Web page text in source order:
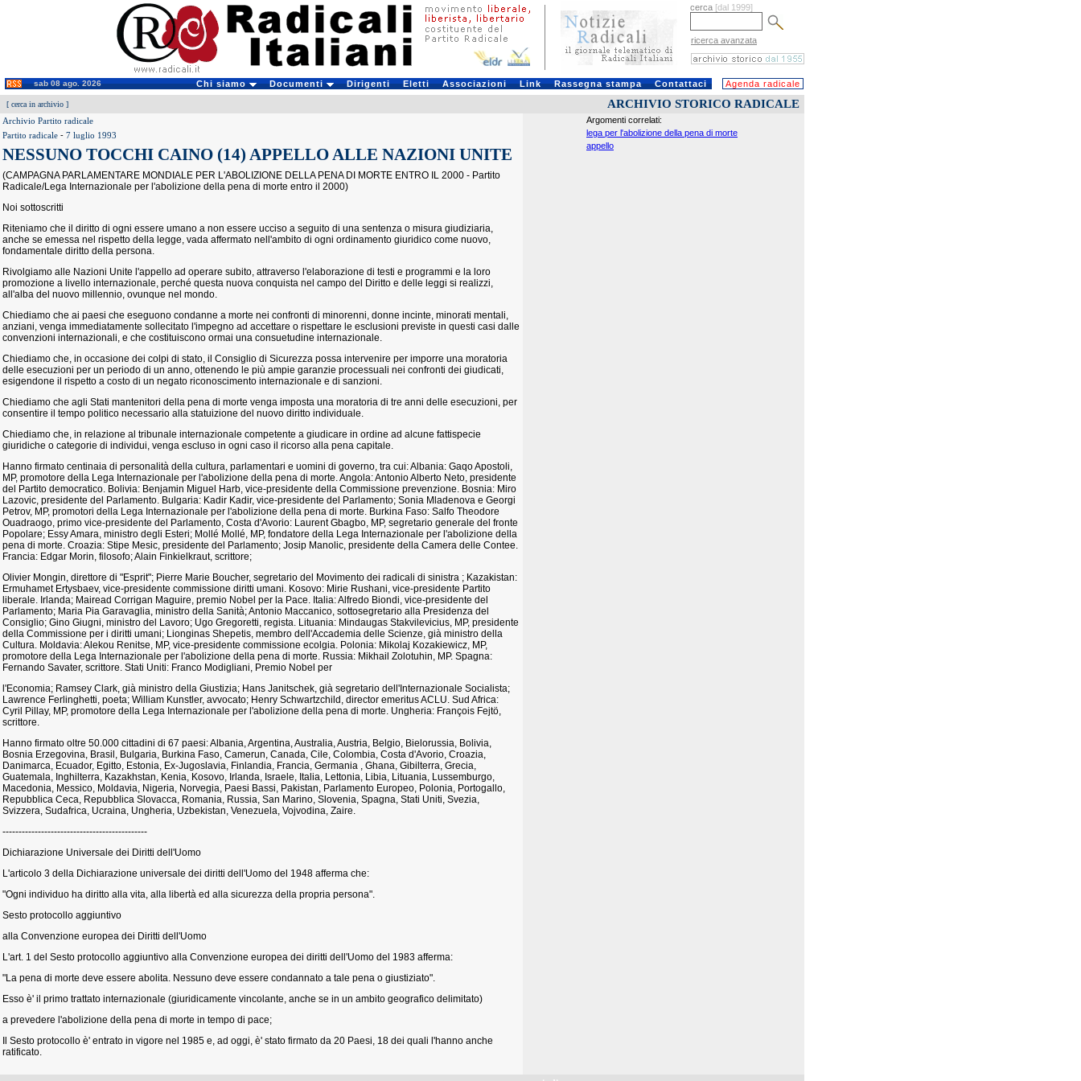
cerca [dal 1999]
ricerca avanzata
sab 08 ago. 2026 Chi siamo Documenti Dirigenti Eletti Associazioni Link Rassegna stampa Contattaci Agenda radicale
[ cerca in archivio ] ARCHIVIO STORICO RADICALE
Archivio Partito radicale
Partito radicale - 7 luglio 1993
NESSUNO TOCCHI CAINO (14) APPELLO ALLE NAZIONI UNITE
(CAMPAGNA PARLAMENTARE MONDIALE PER L'ABOLIZIONE DELLA PENA DI MORTE ENTRO IL 2000 - Partito
Radicale/Lega Internazionale per l'abolizione della pena di morte entro il 2000)
Noi sottoscritti
Riteniamo che il diritto di ogni essere umano a non essere ucciso a seguito di una sentenza o misura giudiziaria,
anche se emessa nel rispetto della legge, vada affermato nell'ambito di ogni ordinamento giuridico come nuovo,
fondamentale diritto della persona.
Rivolgiamo alle Nazioni Unite l'appello ad operare subito, attraverso l'elaborazione di testi e programmi e la loro
promozione a livello internazionale, perché questa nuova conquista nel campo del Diritto e delle leggi si realizzi,
all'alba del nuovo millennio, ovunque nel mondo.
Chiediamo che ai paesi che eseguono condanne a morte nei confronti di minorenni, donne incinte, minorati mentali,
anziani, venga immediatamente sollecitato l'impegno ad accettare o rispettare le esclusioni previste in questi casi dalle
convenzioni internazionali, e che costituiscono ormai una consuetudine internazionale.
Chiediamo che, in occasione dei colpi di stato, il Consiglio di Sicurezza possa intervenire per imporre una moratoria
delle esecuzioni per un periodo di un anno, ottenendo le più ampie garanzie processuali nei confronti dei giudicati,
esigendone il rispetto a costo di un negato riconoscimento internazionale e di sanzioni.
Chiediamo che agli Stati mantenitori della pena di morte venga imposta una moratoria di tre anni delle esecuzioni, per
consentire il tempo politico necessario alla statuizione del nuovo diritto individuale.
Chiediamo che, in relazione al tribunale internazionale competente a giudicare in ordine ad alcune fattispecie
giuridiche o categorie di individui, venga escluso in ogni caso il ricorso alla pena capitale.
Hanno firmato centinaia di personalità della cultura, parlamentari e uomini di governo, tra cui: Albania: Gaqo Apostoli,
MP, promotore della Lega Internazionale per l'abolizione della pena di morte. Angola: Antonio Alberto Neto, presidente
del Partito democratico. Bolivia: Benjamin Miguel Harb, vice-presidente della Commissione prevenzione. Bosnia: Miro
Lazovic, presidente del Parlamento. Bulgaria: Kadir Kadir, vice-presidente del Parlamento; Sonia Mladenova e Georgi
Petrov, MP, promotori della Lega Internazionale per l'abolizione della pena di morte. Burkina Faso: Salfo Theodore
Ouadraogo, primo vice-presidente del Parlamento, Costa d'Avorio: Laurent Gbagbo, MP, segretario generale del fronte
Popolare; Essy Amara, ministro degli Esteri; Mollé Mollé, MP, fondatore della Lega Internazionale per l'abolizione della
pena di morte. Croazia: Stipe Mesic, presidente del Parlamento; Josip Manolic, presidente della Camera delle Contee.
Francia: Edgar Morin, filosofo; Alain Finkielkraut, scrittore;
Olivier Mongin, direttore di "Esprit"; Pierre Marie Boucher, segretario del Movimento dei radicali di sinistra ; Kazakistan:
Ermuhamet Ertysbaev, vice-presidente commissione diritti umani. Kosovo: Mirie Rushani, vice-presidente Partito
liberale. Irlanda; Mairead Corrigan Maguire, premio Nobel per la Pace. Italia: Alfredo Biondi, vice-presidente del
Parlamento; Maria Pia Garavaglia, ministro della Sanità; Antonio Maccanico, sottosegretario alla Presidenza del
Consiglio; Gino Giugni, ministro del Lavoro; Ugo Gregoretti, regista. Lituania: Mindaugas Stakvilevicius, MP, presidente
della Commissione per i diritti umani; Lionginas Shepetis, membro dell'Accademia delle Scienze, già ministro della
Cultura. Moldavia: Alekou Renitse, MP, vice-presidente commissione ecolgia. Polonia: Mikolaj Kozakiewicz, MP,
promotore della Lega Internazionale per l'abolizione della pena di morte. Russia: Mikhail Zolotuhin, MP. Spagna:
Fernando Savater, scrittore. Stati Uniti: Franco Modigliani, Premio Nobel per
l'Economia; Ramsey Clark, già ministro della Giustizia; Hans Janitschek, già segretario dell'Internazionale Socialista;
Lawrence Ferlinghetti, poeta; William Kunstler, avvocato; Henry Schwartzchild, director emeritus ACLU. Sud Africa:
Cyril Pillay, MP, promotore della Lega Internazionale per l'abolizione della pena di morte. Ungheria: François Fejtö,
scrittore.
Hanno firmato oltre 50.000 cittadini di 67 paesi: Albania, Argentina, Australia, Austria, Belgio, Bielorussia, Bolivia,
Bosnia Erzegovina, Brasil, Bulgaria, Burkina Faso, Camerun, Canada, Cile, Colombia, Costa d'Avorio, Croazia,
Danimarca, Ecuador, Egitto, Estonia, Ex-Jugoslavia, Finlandia, Francia, Germania , Ghana, Gibilterra, Grecia,
Guatemala, Inghilterra, Kazakhstan, Kenia, Kosovo, Irlanda, Israele, Italia, Lettonia, Libia, Lituania, Lussemburgo,
Macedonia, Messico, Moldavia, Nigeria, Norvegia, Paesi Bassi, Pakistan, Parlamento Europeo, Polonia, Portogallo,
Repubblica Ceca, Repubblica Slovacca, Romania, Russia, San Marino, Slovenia, Spagna, Stati Uniti, Svezia,
Svizzera, Sudafrica, Ucraina, Ungheria, Uzbekistan, Venezuela, Vojvodina, Zaire.
---------------------------------------------
Dichiarazione Universale dei Diritti dell'Uomo
L'articolo 3 della Dichiarazione universale dei diritti dell'Uomo del 1948 afferma che:
"Ogni individuo ha diritto alla vita, alla libertà ed alla sicurezza della propria persona".
Sesto protocollo aggiuntivo
alla Convenzione europea dei Diritti dell'Uomo
L'art. 1 del Sesto protocollo aggiuntivo alla Convenzione europea dei diritti dell'Uomo del 1983 afferma:
"La pena di morte deve essere abolita. Nessuno deve essere condannato a tale pena o giustiziato".
Esso è' il primo trattato internazionale (giuridicamente vincolante, anche se in un ambito geografico delimitato)
a prevedere l'abolizione della pena di morte in tempo di pace;
Il Sesto protocollo è' entrato in vigore nel 1985 e, ad oggi, è' stato firmato da 20 Paesi, 18 dei quali l'hanno anche
ratificato.
Argomenti correlati:
lega per l'abolizione della pena di morte
appello